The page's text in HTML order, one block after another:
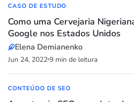
CASO DE ESTUDO
Como uma Cervejaria
Google nos Estados Unidos
Elena Demianenko
Jun 24, 2022 9 min de leitura
CONTEÚDO DE SEO